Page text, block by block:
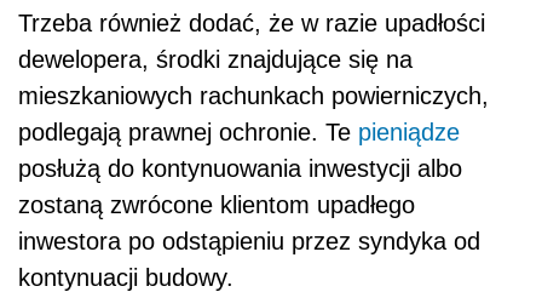
Trzeba również dodać, że w razie upadłości
dewelopera, środki znajdujące się na
mieszkaniowych rachunkach powierniczych,
podlegają prawnej ochronie. Te pieniądze
posłużą do kontynuowania inwestycji albo
zostaną zwrócone klientom upadłego
inwestora po odstąpieniu przez syndyka od
kontynuacji budowy.